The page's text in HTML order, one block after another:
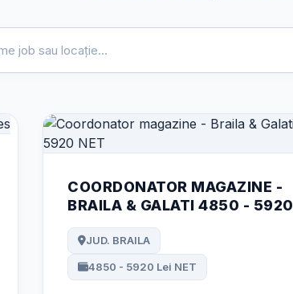
COORDONATOR MAGAZINE -
BRAILA & GALATI 4850 - 5920
NET
JUD. BRAILA
4850 - 5920 Lei NET